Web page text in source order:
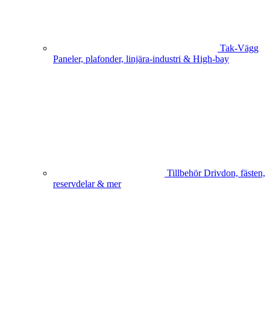
Tak-Vägg
Paneler, plafonder, linjära-industri & High-bay
Tillbehör Drivdon, fästen,
reservdelar & mer